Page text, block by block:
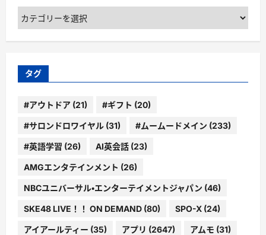
カ
テ
ゴ
ー
タグ
#アウトドア (21) #ギフト (20)
#サロンドロワイヤル (31) #ムームードメイン (233)
#英語学習 (26) AI英会話 (23)
AMGエンタテインメント (26)
NBCユニバーサル・エンターテイメントジャパン (46)
SKE48 LIVE！！ ON DEMAND (80) SPO-X (24)
アイアールティー (35) アプリ (2647) アムモ (31)